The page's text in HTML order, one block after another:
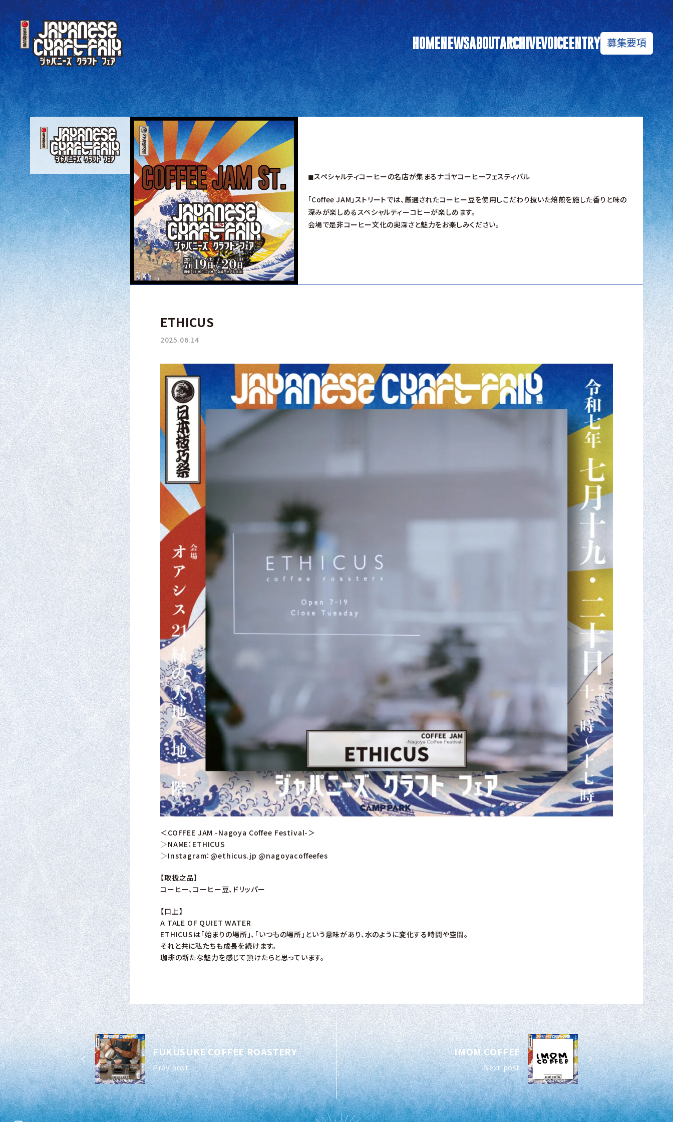
HOMENEWSABOUTARCHIVEVOICEENTRY 募集要項
◼︎スペシャルティコーヒーの名店が集まるナゴヤコーヒーフェスティバル
「Coffee JAM」ストリートでは、厳選されたコーヒー豆を使用しこだわり抜いた焙煎を施した香りと味の
深みが楽しめるスペシャルティーコヒーが楽しめます。
会場で是非コーヒー文化の奥深さと魅力をお楽しみください。
ETHICUS
2025.06.14
＜COFFEE JAM -Nagoya Coffee Festival-＞
▷NAME：ETHICUS
▷Instagram： @ethicus.jp @nagoyacoffeefes
【取扱之品】
コーヒー、コーヒー豆、ドリッパー
【口上】
A TALE OF QUIET WATER
ETHICUSは「始まりの場所」、「いつもの場所」という意味があり、水のように変化する時間や空間。
それと共に私たちも成長を続けます。
珈琲の新たな魅力を感じて頂けたらと思っています。
FUKUSUKE COFFEE ROASTERY
Prev post
IMOM COFFEE
Next post